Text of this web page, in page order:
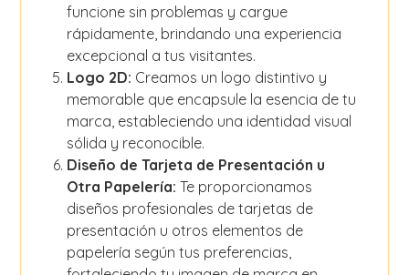
funcione sin problemas y cargue
rápidamente, brindando una experiencia
excepcional a tus visitantes.
Logo 2D: Creamos un logo distintivo y
memorable que encapsule la esencia de tu
marca, estableciendo una identidad visual
sólida y reconocible.
Diseño de Tarjeta de Presentación u
Otra Papelería: Te proporcionamos
diseños profesionales de tarjetas de
presentación u otros elementos de
papelería según tus preferencias,